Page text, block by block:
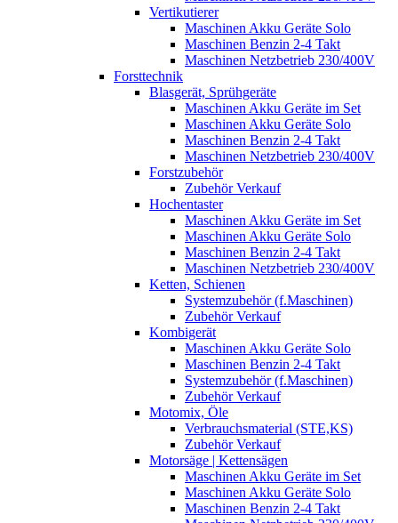
Vertikutierer
Maschinen Akku Geräte Solo
Maschinen Benzin 2-4 Takt
Maschinen Netzbetrieb 230/400V
Forsttechnik
Blasgerät, Sprühgeräte
Maschinen Akku Geräte im Set
Maschinen Akku Geräte Solo
Maschinen Benzin 2-4 Takt
Maschinen Netzbetrieb 230/400V
Forstzubehör
Zubehör Verkauf
Hochentaster
Maschinen Akku Geräte im Set
Maschinen Akku Geräte Solo
Maschinen Benzin 2-4 Takt
Maschinen Netzbetrieb 230/400V
Ketten, Schienen
Systemzubehör (f.Maschinen)
Zubehör Verkauf
Kombigerät
Maschinen Akku Geräte Solo
Maschinen Benzin 2-4 Takt
Systemzubehör (f.Maschinen)
Zubehör Verkauf
Motomix, Öle
Verbrauchsmaterial (STE,KS)
Zubehör Verkauf
Motorsäge | Kettensägen
Maschinen Akku Geräte im Set
Maschinen Akku Geräte Solo
Maschinen Benzin 2-4 Takt